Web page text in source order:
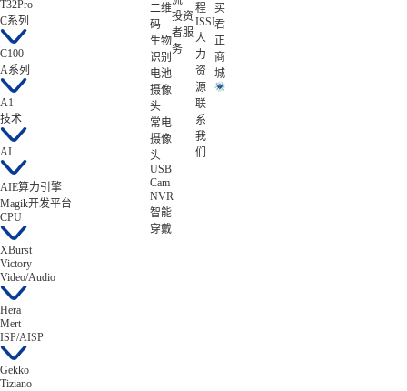
二维
码
生物
识别
电池
摄像
头
常电
摄像
头
USB
Cam
NVR
智能
穿戴
投资
者服
务
程
ISSI
人
力
资
源
联
系
我
们
买
君
正
商
城
T32Pro
C系列
C100
A系列
A1
技术
AI
AIE算力引擎
Magik开发平台
CPU
XBurst
Victory
Video/Audio
Hera
Mert
ISP/AISP
Gekko
Tiziano